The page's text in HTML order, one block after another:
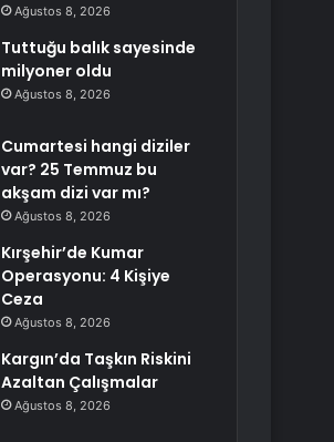
Ağustos 8, 2026
Tuttuğu balık sayesinde
milyoner oldu
Ağustos 8, 2026
Cumartesi hangi diziler
var? 25 Temmuz bu
akşam dizi var mı?
Ağustos 8, 2026
Kırşehir’de Kumar
Operasyonu: 4 Kişiye
Ceza
Ağustos 8, 2026
Kargın’da Taşkın Riskini
Azaltan Çalışmalar
Ağustos 8, 2026